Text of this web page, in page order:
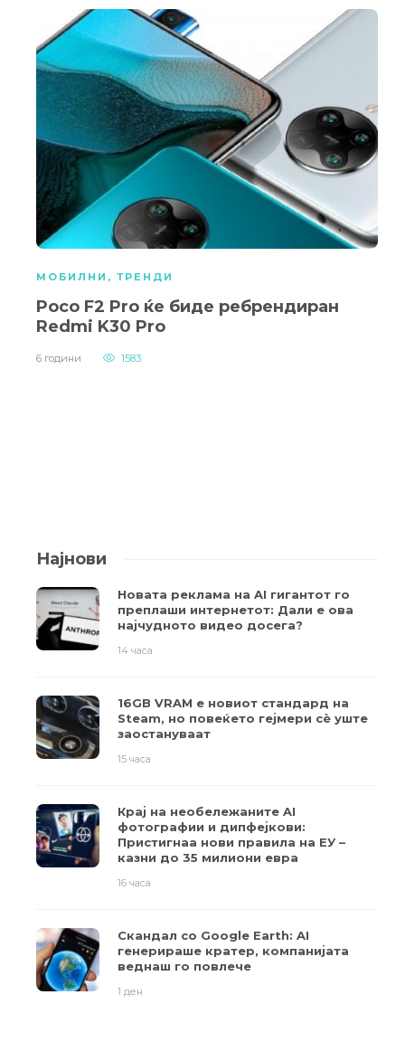
МОБИЛНИ , ТРЕНДИ
Poco F2 Pro ќе биде ребрендиран
Redmi K30 Pro
6 години 1583
Најнови
Новата реклама на AI гигантот го
преплаши интернетот: Дали е ова
најчудното видео досега?
14 часа
16GB VRAM е новиот стандард на
Steam, но повеќето гејмери ​​сè уште
заостануваат
15 часа
Крај на необележаните AI
фотографии и дипфејкови:
Пристигнаа нови правила на ЕУ –
казни до 35 милиони евра
16 часа
Скандал со Google Earth: AI
генерираше кратер, компанијата
веднаш го повлече
1 ден